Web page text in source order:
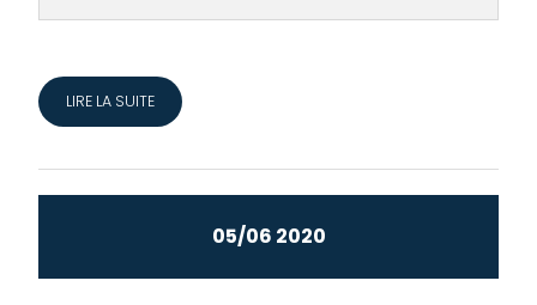
LIRE LA SUITE
05/06 2020